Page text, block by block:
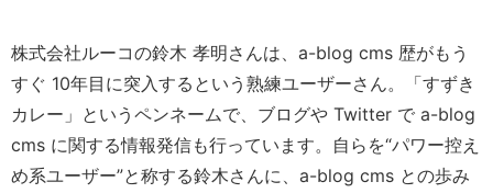
株式会社ルーコの鈴木 孝明さんは、a-blog cms 歴がもう
すぐ 10年目に突入するという熟練ユーザーさん。「すずき
カレー」というペンネームで、ブログや Twitter で a-blog
cms に関する情報発信も行っています。自らを“パワー控え
め系ユーザー”と称する鈴木さんに、a-blog cms との歩み